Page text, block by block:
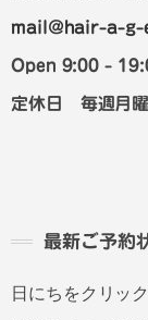
mail@hair-a-g-
Open 9:00 -
定休日 毎週月
最新ご予約
日にちをクリッ